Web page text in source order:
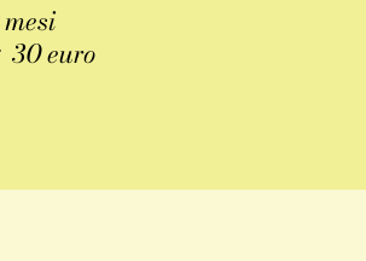
30 euro